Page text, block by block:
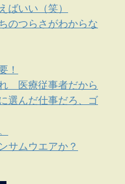
ばいい（笑）
のつらさがわからな
！
医療従事者だから
選んだ仕事だろ、ゴ
サムウエアか？